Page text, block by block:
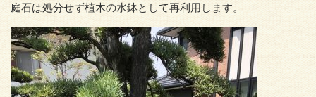
庭石は処分せず植木の水鉢として再利用します。